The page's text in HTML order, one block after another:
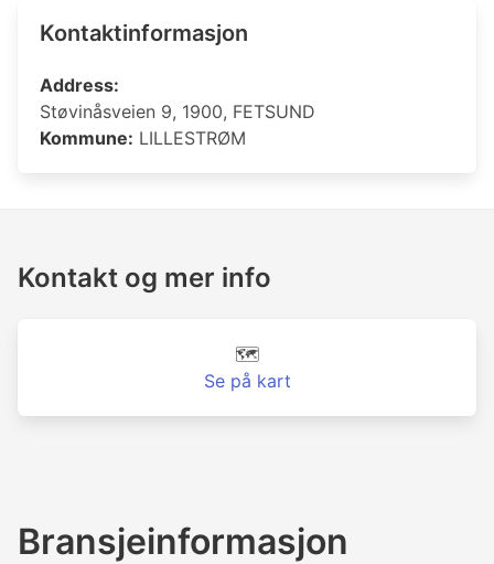
Kontaktinformasjon
Address:
Støvinåsveien 9, 1900, FETSUND
Kommune: LILLESTRØM
Kontakt og mer info
🗺️
Se på kart
Bransjeinformasjon